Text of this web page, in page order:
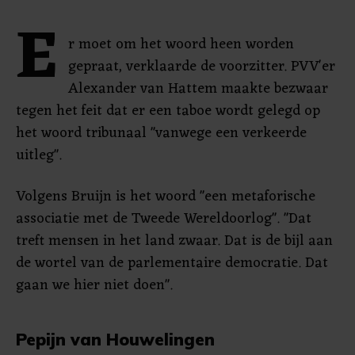
E r moet om het woord heen worden
gepraat, verklaarde de voorzitter. PVV'er
Alexander van Hattem maakte bezwaar
tegen het feit dat er een taboe wordt gelegd op
het woord tribunaal "vanwege een verkeerde
uitleg".
Volgens Bruijn is het woord "een metaforische
associatie met de Tweede Wereldoorlog". "Dat
treft mensen in het land zwaar. Dat is de bijl aan
de wortel van de parlementaire democratie. Dat
gaan we hier niet doen".
Pepijn van Houwelingen